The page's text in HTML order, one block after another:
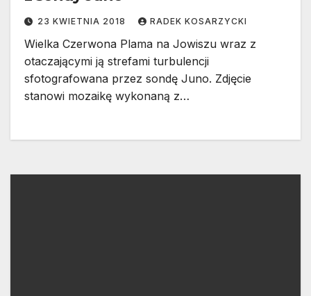
23 KWIETNIA 2018 RADEK KOSARZYCKI
Wielka Czerwona Plama na Jowiszu wraz z
otaczającymi ją strefami turbulencji
sfotografowana przez sondę Juno. Zdjęcie
stanowi mozaikę wykonaną z…